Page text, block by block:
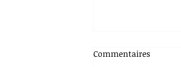
Commentaires